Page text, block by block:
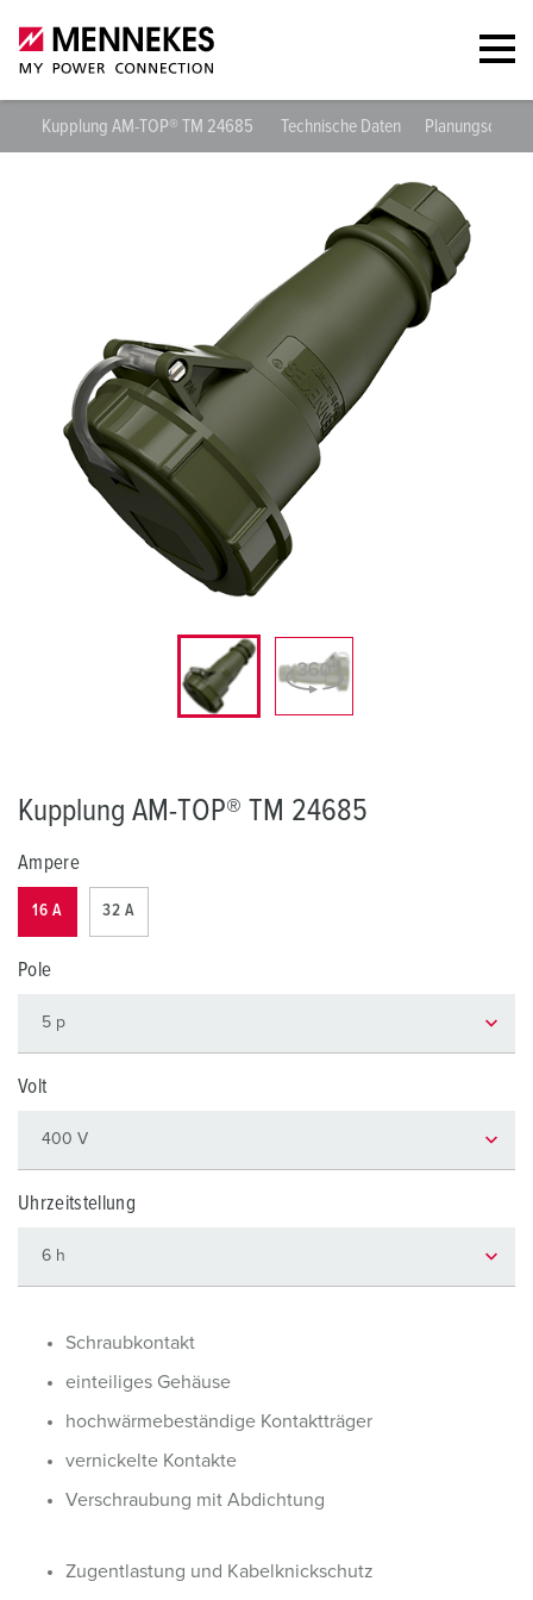
Kupplung AM-TOP® TM 24685 Technische Daten
Kupplung AM-TOP® TM 24685
Ampere
16 A 32 A
Pole
Volt
Uhrzeitstellung
Schraubkontakt
einteiliges Gehäuse
hochwärmebeständige Kontaktträger
vernickelte Kontakte
Verschraubung mit Abdichtung
Zugentlastung und Kabelknickschutz